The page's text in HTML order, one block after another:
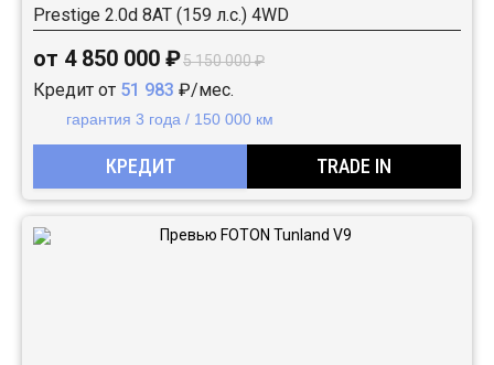
Prestige 2.0d 8AT (159 л.с.) 4WD
от 4 850 000 ₽5 150 000 ₽
Кредит от 51 983 ₽/мес.
гарантия 3 года / 150 000 км
КРЕДИТ TRADE IN